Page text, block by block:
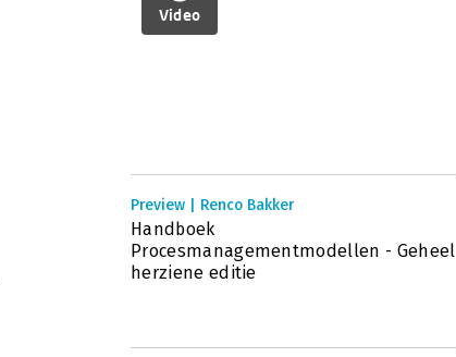
Video
Preview | Renco Bakker
Handboek
Procesmanagementmodellen - Geheel
herziene editie